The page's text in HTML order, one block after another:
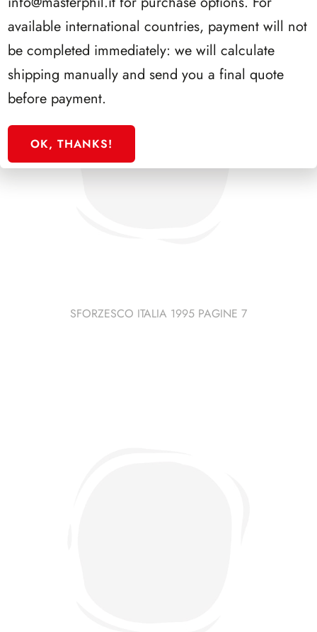
SFORZESCO ITALIA 1995 PAGINE 7
available international countries, payment will not
be completed immediately: we will calculate
shipping manually and send you a final quote
before payment.
OK, THANKS!